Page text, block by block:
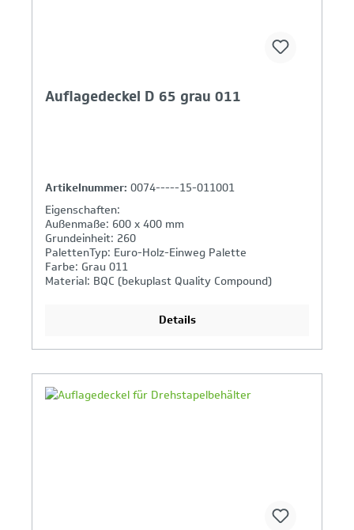
Auflagedeckel D 65 grau 011
Artikelnummer: 0074-----15-011001
Eigenschaften:
Außenmaße: 600 x 400 mm
Grundeinheit: 260
PalettenTyp: Euro-Holz-Einweg Palette
Farbe: Grau 011
Material: BQC (bekuplast Quality Compound)
Details
Ihr Produktvergleich ist voll